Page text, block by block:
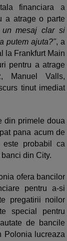
financiara a
a atrage o parte
un mesaj clar si
putem ajuta?", a
la Frankfurt Main
pentru a atrage
Manuel Valls,
tinut imediat
din primele doua
pana acum de
este probabil ca
din City.
ofera bancilor
pentru a-si
pregatirii noilor
special pentru
de bancile
Polonia lucreaza